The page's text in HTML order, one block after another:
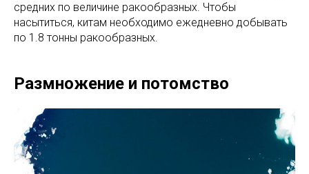
средних по величине ракообразных. Чтобы
насытиться, китам необходимо ежедневно добывать
по 1.8 тонны ракообразных.
Размножение и потомство